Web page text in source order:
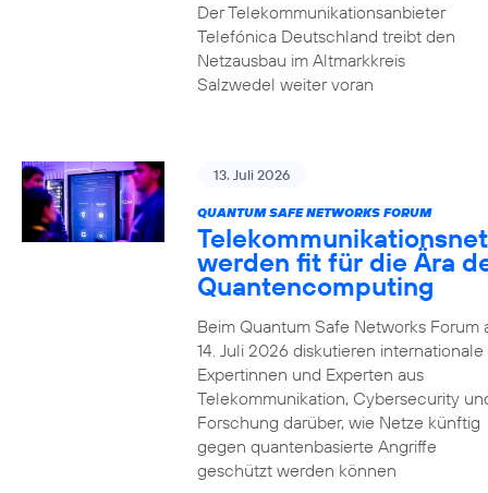
Der Telekommunikationsanbieter
Telefónica Deutschland treibt den
Netzausbau im Altmarkkreis
Salzwedel weiter voran
13. Juli 2026
QUANTUM SAFE NETWORKS FORUM
werden fit für die Ära
Quantencomputing
Beim Quantum Safe Networks Forum
14. Juli 2026 diskutieren internationale
Expertinnen und Experten aus
Telekommunikation, Cybersecurity
Forschung darüber, wie Netze künftig
gegen quantenbasierte Angriffe
geschützt werden können